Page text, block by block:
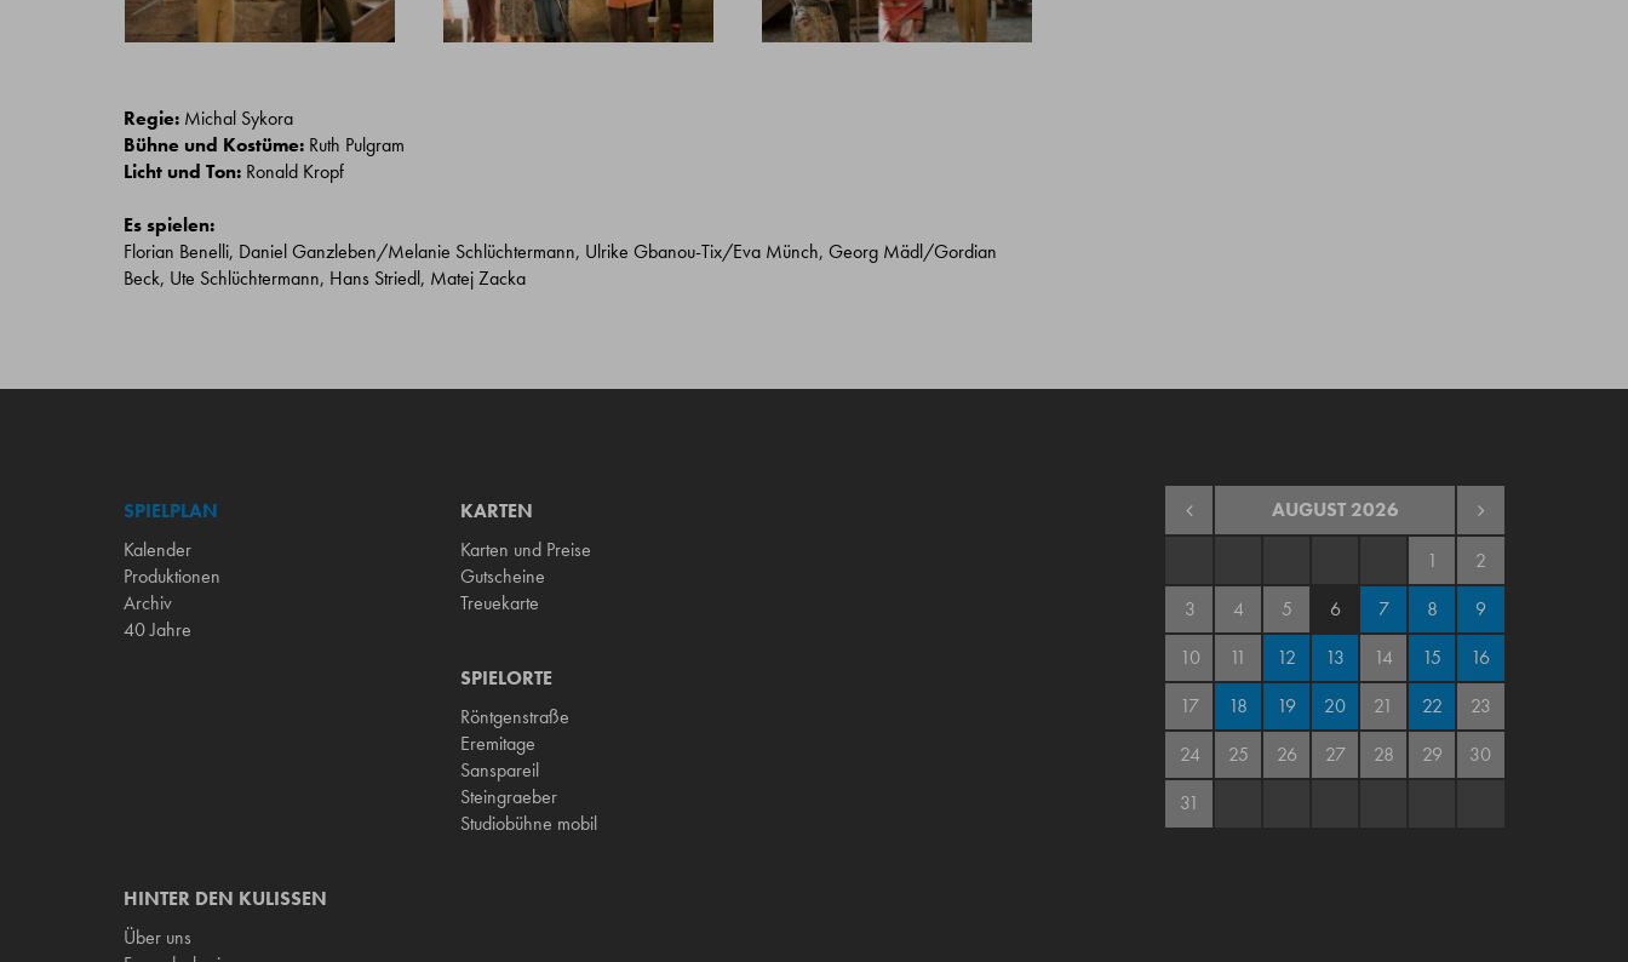
Regie: Michal Sykora
Bühne und Kostüme: Ruth Pulgram
Licht und Ton: Ronald Kropf
Es spielen:
Florian Benelli, Daniel Ganzleben/Melanie Schlüchtermann, Ulrike Gbanou-Tix/Eva Münch, Georg Mädl/Gordian
Beck, Ute Schlüchtermann, Hans Striedl, Matej Zacka
AUGUST 2026
1
2
3
4 5 6 7 8
9
10
11 12 13 14 15
16
17
18 19 20 21 22
23
24
25 26 27 28 29
30
31
SPIELPLAN
Kalender
Produktionen
Archiv
40 Jahre
KARTEN
Karten und Preise
Gutscheine
Treuekarte
SPIELORTE
Röntgenstraße
Eremitage
Sanspareil
Steingraeber
Studiobühne mobil
HINTER DEN KULISSEN
Über uns